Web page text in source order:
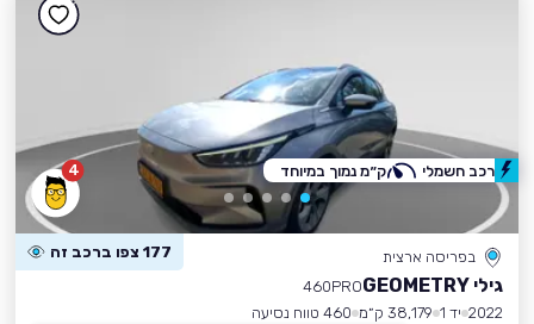
4
בפריסה ארצית 177 צפו ברכב זה
גילי GEOMETRY
460PRO
2022 יד 1 38,179 ק״מ
460 טווח נסיעה
רכב חשמלי ק״מ נמוך במיוחד